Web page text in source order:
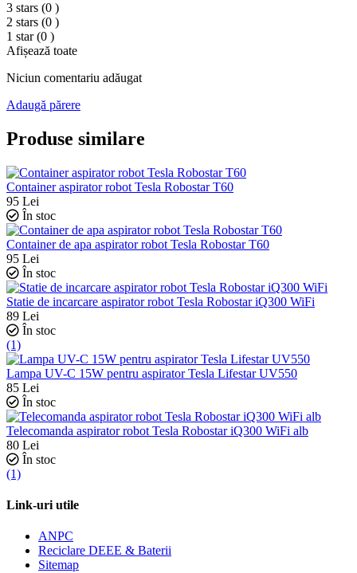
3 stars (0 )
2 stars (0 )
1 star (0 )
Afișează toate
Niciun comentariu adăugat
Adaugă părere
Produse similare
Container aspirator robot Tesla Robostar T60
95 Lei
În stoc
Container de apa aspirator robot Tesla Robostar T60
95 Lei
În stoc
Statie de incarcare aspirator robot Tesla Robostar iQ300 WiFi
89 Lei
În stoc
(1)
Lampa UV-C 15W pentru aspirator Tesla Lifestar UV550
85 Lei
În stoc
Telecomanda aspirator robot Tesla Robostar iQ300 WiFi alb
80 Lei
În stoc
(1)
Link-uri utile
ANPC
Reciclare DEEE & Baterii
Sitemap